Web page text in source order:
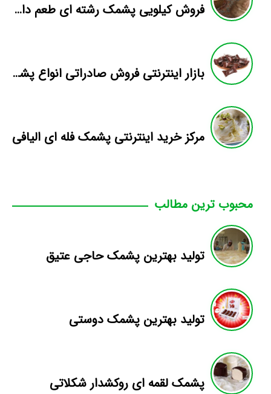
فروش کیلویی پشمک رشته ای طعم دار میوه
بازار اینترنتی فروش صادراتی انواع پشمک الیافی/شکلاتی
مرکز خرید اینترنتی پشمک فله ای الیافی
محبوب ترین مطالب
تولید بهترین پشمک حاجی عتیق
تولید بهترین پشمک دوستی
پشمک لقمه ای روکشدار شکلاتی